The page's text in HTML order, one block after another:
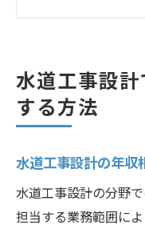
水道工事設
法
水道工事設
覧
水道工事資
水道工事設
する方法
水道工事設計の年収
水道工事設計の分野
担当する業務範囲に